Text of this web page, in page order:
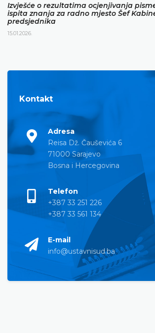
Izvješće o rezultatima ocjenjivanja
ispita znanja za radno mjesto Šef
predsjednika
15.01.2026.
Kontakt
Adresa
Reisa Dž. Čauševića 6
71000 Sarajevo
Bosna i Hercegovina
Telefon
+387 33 251 226
+387 33 561 134
E-mail
info@ustavnisud.ba